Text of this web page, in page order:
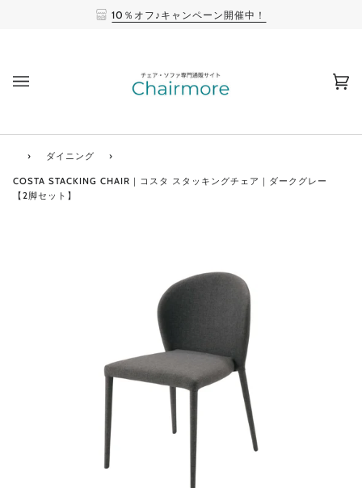
10％オフ♪キャンペーン開催中！
› ダイニング ›
COSTA STACKING CHAIR｜コスタ スタッキングチェア｜ダークグレー
【2脚セット】